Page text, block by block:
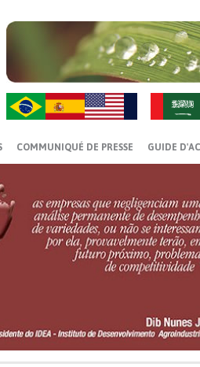
COMMUNIQUÉ DE PRESSE GUIDE